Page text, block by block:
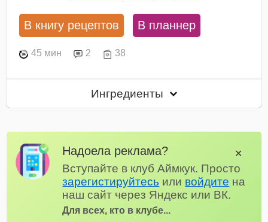
В книгу рецептов В планнер
45 мин 2 38
Ингредиенты
Надоела реклама?
Вступайте в клуб Аймкук. Просто
зарегистируйтесь или войдите на
наш сайт через Яндекс или ВК.
Для всех, кто в клубе...
✕